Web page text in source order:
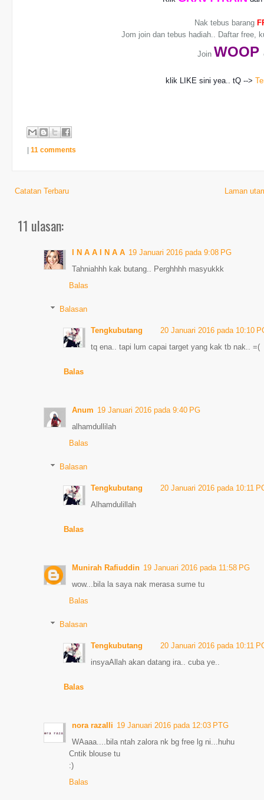
Nak tebus barang
Jom join dan tebus hadiah.. Daftar free,
Join WOOP
klik LIKE sini yea.. tQ -->
| 11 comments
Catatan Terbaru Laman
11 ulasan:
I N A A I N A A 19 Januari 2016 pada 9:08 PG
Tahniahhh kak butang.. Perghhhh masyukkk
Balas
Balasan
Tengkubutang
20 Januari 2016 pada 10:10
tq ena.. tapi lum capai target yang kak tb nak.. =(
Balas
Anum 19 Januari 2016 pada 9:40 PG
alhamdullilah
Balas
Balasan
Tengkubutang
20 Januari 2016 pada 10:11
Alhamdulillah
Balas
Munirah Rafiuddin 19 Januari 2016 pada 11:58 PG
wow...bila la saya nak merasa sume tu
Balas
Balasan
Tengkubutang
20 Januari 2016 pada 10:11
insyaAllah akan datang ira.. cuba ye..
Balas
nora razalli 19 Januari 2016 pada 12:03 PTG
WAaaa....bila ntah zalora nk bg free lg ni...huhu
Cntik blouse tu
:)
Balas